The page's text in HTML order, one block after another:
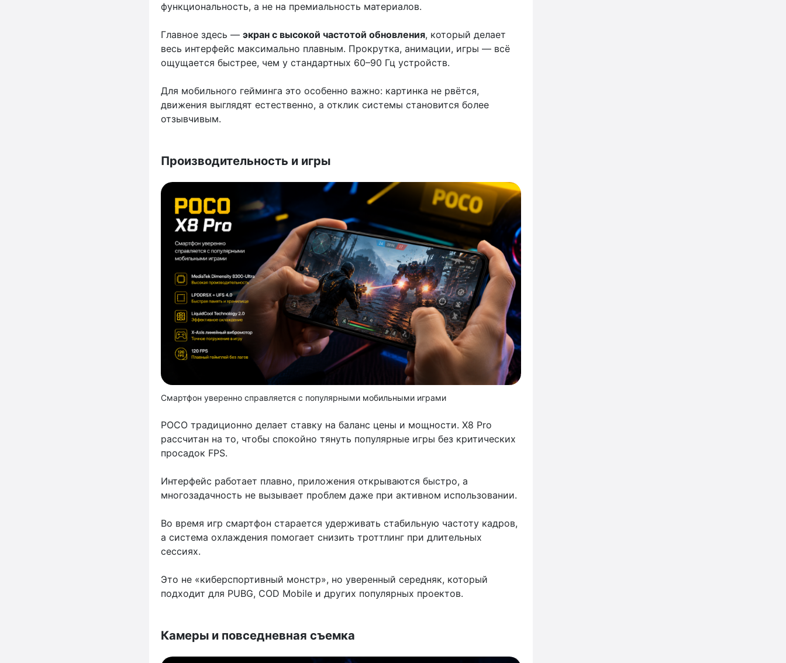
функциональность, а не на премиальность материалов.
Главное здесь — экран с высокой частотой обновления, который делает
весь интерфейс максимально плавным. Прокрутка, анимации, игры — всё
ощущается быстрее, чем у стандартных 60–90 Гц устройств.
Для мобильного гейминга это особенно важно: картинка не рвётся,
движения выглядят естественно, а отклик системы становится более
отзывчивым.
Производительность и игры
Смартфон уверенно справляется с популярными мобильными играми
POCO традиционно делает ставку на баланс цены и мощности. X8 Pro
рассчитан на то, чтобы спокойно тянуть популярные игры без критических
просадок FPS.
Интерфейс работает плавно, приложения открываются быстро, а
многозадачность не вызывает проблем даже при активном использовании.
Во время игр смартфон старается удерживать стабильную частоту кадров,
а система охлаждения помогает снизить троттлинг при длительных
сессиях.
Это не «киберспортивный монстр», но уверенный середняк, который
подходит для PUBG, COD Mobile и других популярных проектов.
Камеры и повседневная съемка